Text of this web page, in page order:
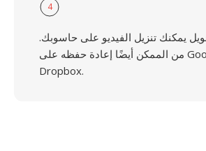
4
يمكنك تنزيل الفيديو على حاسوبك.
من الممكن أيضًا إعادة حفظه على Google Drive أو
Dropbox.